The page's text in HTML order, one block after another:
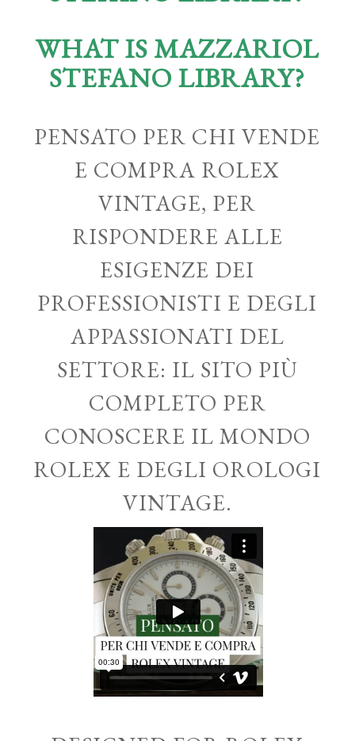
WHAT IS MAZZARIOL
STEFANO LIBRARY?
PENSATO PER CHI VENDE
E COMPRA ROLEX
VINTAGE, PER
RISPONDERE ALLE
ESIGENZE DEI
PROFESSIONISTI E DEGLI
APPASSIONATI DEL
SETTORE: IL SITO PIÙ
COMPLETO PER
CONOSCERE IL MONDO
ROLEX E DEGLI OROLOGI
VINTAGE.